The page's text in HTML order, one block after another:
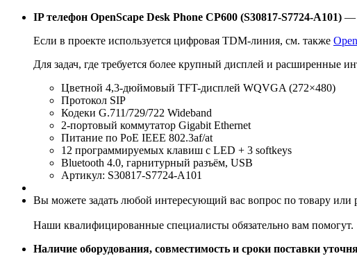
IP телефон OpenScape Desk Phone CP600 (S30817-S7724-A101) —
Если в проекте используется цифровая TDM-линия, см. также
Для задач, где требуется более крупный дисплей и расширенные
Цветной 4,3-дюймовый TFT-дисплей WQVGA (272×480)
Протокол SIP
Кодеки G.711/729/722 Wideband
2-портовый коммутатор Gigabit Ethernet
Питание по PoE IEEE 802.3af/at
12 программируемых клавиш с LED + 3 softkeys
Bluetooth 4.0, гарнитурный разъём, USB
Артикул: S30817-S7724-A101
Вы можете задать любой интересующий вас вопрос по товару или
Наши квалифицированные специалисты обязательно вам помогут.
Наличие оборудования, совместимость и сроки поставки